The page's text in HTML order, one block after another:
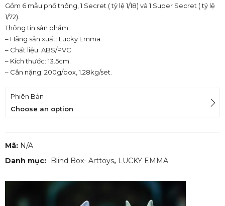
Gồm 6 mẫu phổ thông, 1 Secret ( tỷ lệ 1/18) và 1 Super Secret ( tỷ lệ
1/72).
Thông tin sản phẩm:
– Hãng sản xuất: Lucky Emma.
– Chất liệu: ABS/PVC.
– Kích thước: 13.5cm.
– Cân nặng: 200g/box, 1.28kg/set.
Phiên Bản
Choose an option
Mã: N/A
Danh mục:
Blind Box- Arttoys, LUCKY EMMA